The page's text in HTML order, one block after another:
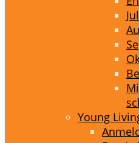
Young